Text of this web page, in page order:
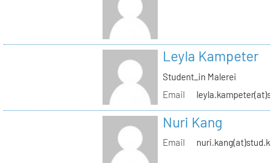
Leyla Kampeter
Student_in Malerei
Email
Nuri Kang
Email